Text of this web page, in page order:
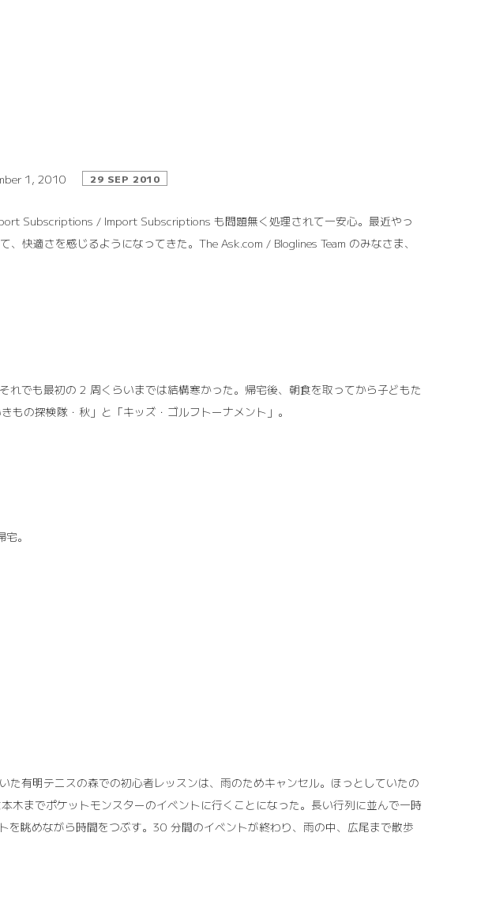
1, 2010 29 SEP 2010
Subscriptions / Import Subscriptions も問題無く処理されて一安心。最近やっ
、快適さを感じるようになってきた。The Ask.com / Bloglines Team のみなさま、
れでも最初の 2 周くらいまでは結構寒かった。帰宅後、朝食を取ってから子どもた
の探検隊・秋」と「キッズ・ゴルフトーナメント」。
。
有明テニスの森での初心者レッスンは、雨のためキャンセル。ほっとしていたの
木までポケットモンスターのイベントに行くことになった。長い行列に並んで一時
を眺めながら時間をつぶす。30 分間のイベントが終わり、雨の中、広尾まで散歩